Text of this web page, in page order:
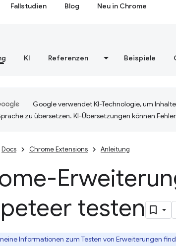
Fallstudien Blog Neu in Chrome
KI Referenzen Beispiele
Google verwendet KI-Technologie, um
zu übersetzen. KI-Übersetzungen können
Docs Chrome Extensions Anleitung
testen
Informationen zum Testen von Erweiterungen